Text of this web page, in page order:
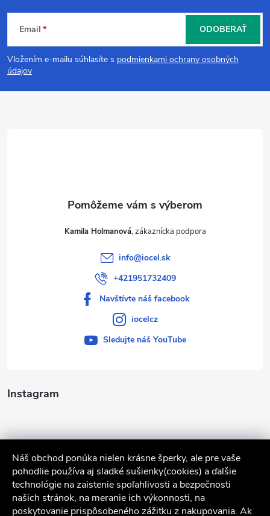
Náš obchod ponúka nielen krásne šperky, ale pre vaše
pohodlie používa aj sladké sušienky(cookies) a ďalšie
technológie na zaistenie spoľahlivosti a bezpečnosti
našich stránok, na meranie ich výkonnosti, na
poskytovanie prispôsobeného zážitku z nakupovania. Ak
Z
á
p
Email
Vložením e-mailu súhlasíte s podmienkami ochrany osobných
údajov
ODOBERAŤ
Instagram
Kamila Holmanová
info@iocel.sk
+421951732409
Navštívte náš facebook
iocelcz
Sledujte náš YouTube